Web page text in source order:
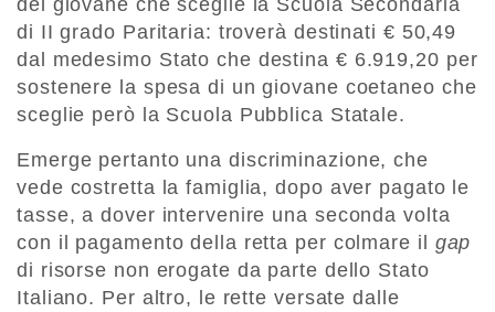
di II grado Paritaria: troverà destinati € 50,49
dal medesimo Stato che destina € 6.919,20 per
sostenere la spesa di un giovane coetaneo che
sceglie però la Scuola Pubblica Statale.
Emerge pertanto una discriminazione, che
vede costretta la famiglia, dopo aver pagato le
tasse, a dover intervenire una seconda volta
con il pagamento della retta per colmare il gap
di risorse non erogate da parte dello Stato
Italiano. Per altro, le rette versate dalle